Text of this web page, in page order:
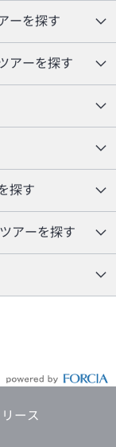
ーを探す
アーを探す
探す
アーを探す
ース